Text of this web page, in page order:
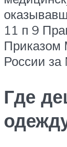
11 п 9
Приказом
России
Где